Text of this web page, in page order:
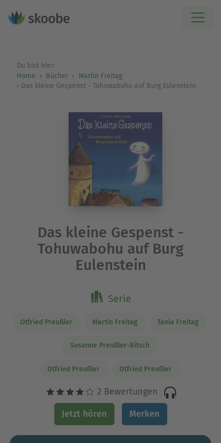
Du bist hier:
Home
Bücher
Martin Freitag
Das kleine Gespenst - Tohuwabohu auf Burg Eulenstein
Das kleine Gespenst -
Tohuwabohu auf Burg
Eulenstein
Serie
Otfried Preußler Martin Freitag Tania Freitag
Susanne Preußler-Bitsch
Otfried Preußler Otfried Preußler
2 Bewertungen
Jetzt hören Merken